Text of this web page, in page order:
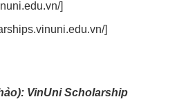
]
]
VinUni Scholarship